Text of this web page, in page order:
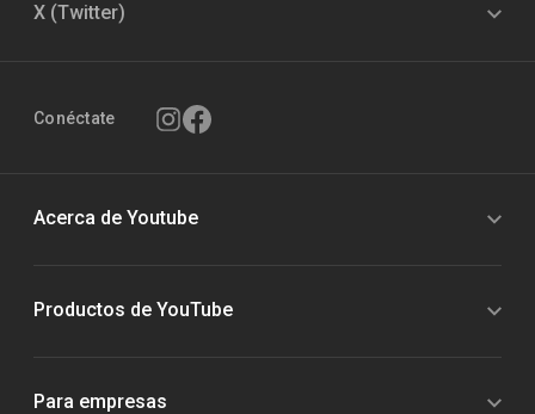
X (Twitter)
Conéctate
Acerca de Youtube
Productos de YouTube
Para empresas